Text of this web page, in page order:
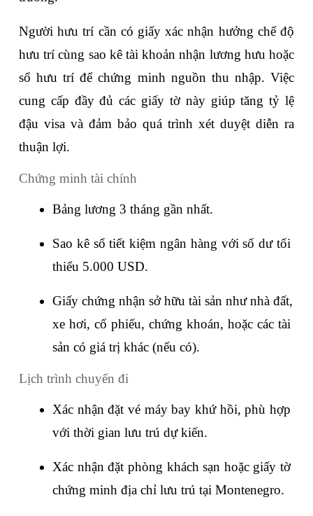
Người hưu trí cần có giấy xác nhận hưởng chế độ
hưu trí cùng sao kê tài khoản nhận lương hưu hoặc
sổ hưu trí để chứng minh nguồn thu nhập. Việc
cung cấp đầy đủ các giấy tờ này giúp tăng tỷ lệ
đậu visa và đảm bảo quá trình xét duyệt diễn ra
thuận lợi.
Chứng minh tài chính
Bảng lương 3 tháng gần nhất.
Sao kê sổ tiết kiệm ngân hàng với số dư tối
thiểu 5.000 USD.
Giấy chứng nhận sở hữu tài sản như nhà đất,
xe hơi, cổ phiếu, chứng khoán, hoặc các tài
sản có giá trị khác (nếu có).
Lịch trình chuyến đi
Xác nhận đặt vé máy bay khứ hồi, phù hợp
với thời gian lưu trú dự kiến.
Xác nhận đặt phòng khách sạn hoặc giấy tờ
chứng minh địa chỉ lưu trú tại Montenegro.